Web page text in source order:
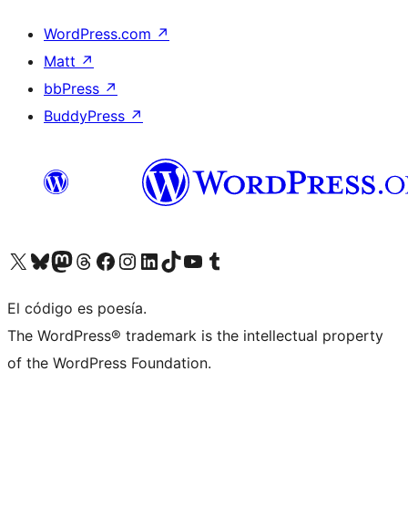
WordPress.com ↗
Matt ↗
bbPress ↗
BuddyPress ↗
Visita nuestra cuenta de X (anteriormente Twitter)
Visita nuestra cuenta de Bluesky
Visita nuestra cuenta de Mastodon
Visita nuestra cuenta de Threads
Visita nuestra página de Facebook
Visita nuestra cuenta de Instagram
Visita nuestra cuenta de LinkedIn
Visita nuestra cuenta de TikTok
Visita nuestro canal de YouTube
Visita nuestra cuenta de Tumblr
El código es poesía.
The WordPress® trademark is the intellectual property
of the WordPress Foundation.